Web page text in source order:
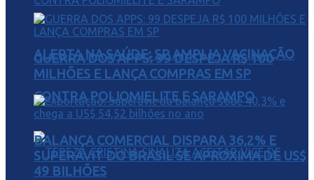
ALERTA NA SAÚDE: SP AMPLIA VACINAÇÃO
CONTRA POLIOMIELITE E SARAMPO
GUERRA DOS APPS: 99 DESPEJA R$ 100
MILHÕES E LANÇA COMPRAS EM SP
BALANÇA COMERCIAL DISPARA 36,2% E
SUPERÁVIT DO BRASIL SE APROXIMA DE US$
49 BILHÕES